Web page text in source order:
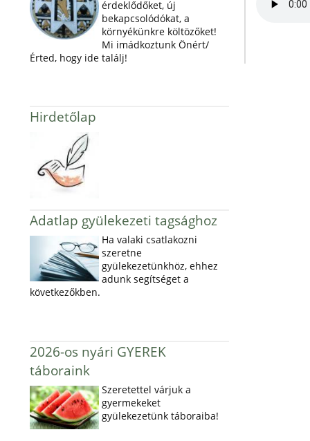
érdeklődőket, új
bekapcsolódókat, a
környékünkre költözőket!
Mi imádkoztunk Önért/
Érted, hogy ide találj!
Hirdetőlap
Adatlap gyülekezeti tagsághoz
Ha valaki csatlakozni
szeretne
gyülekezetünkhöz, ehhez
adunk segítséget a
következőkben.
2026-os nyári GYEREK
táboraink
Szeretettel várjuk a
gyermekeket
gyülekezetünk táboraiba!